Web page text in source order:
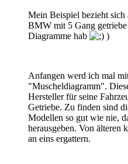
Mein Beispiel bezieht
BMW mit 5 Gang
Diagramme hab
)
Anfangen werd ich mal
"Muscheldiagramm".
Hersteller für seine
Getriebe. Zu finden sind
Modellen so gut wie nie,
herausgeben. Von älteren
an eins ergattern.